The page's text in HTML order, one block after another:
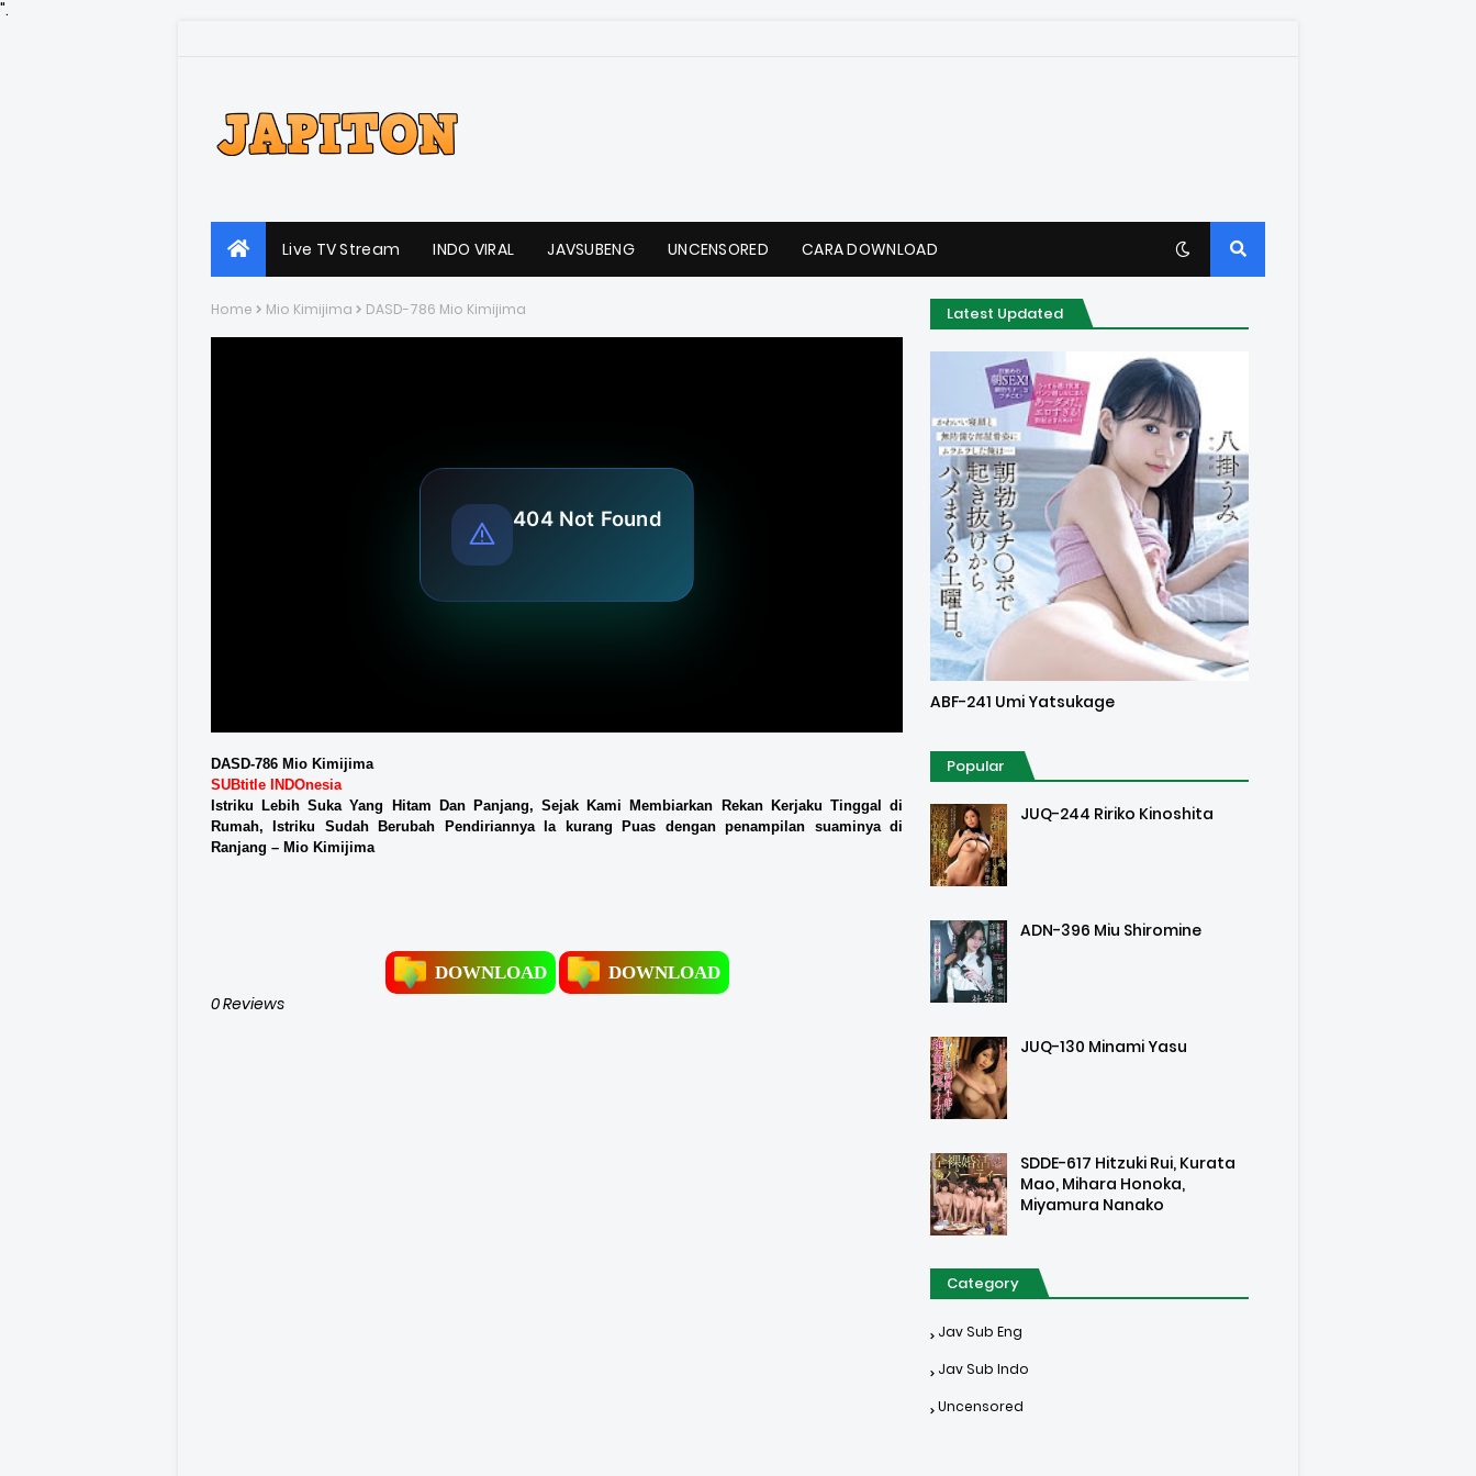
".
Live TV Stream INDO VIRAL JAVSUBENG UNCENSORED CARA DOWNLOAD
Home Mio Kimijima DASD-786 Mio Kimijima
DASD-786 Mio Kimijima
SUBtitle INDOnesia
Istriku Lebih Suka Yang Hitam Dan Panjang, Sejak Kami Membiarkan Rekan Kerjaku Tinggal di
Rumah, Istriku Sudah Berubah Pendiriannya Ia kurang Puas dengan penampilan suaminya di
Ranjang – Mio Kimijima
DOWNLOAD DOWNLOAD
0 Reviews
Latest Updated
Uncensored
ABF-241 Umi Yatsukage
Popular
JUQ-244 Ririko Kinoshita
ADN-396 Miu Shiromine
JUQ-130 Minami Yasu
SDDE-617 Hitzuki Rui, Kurata
Mao, Mihara Honoka,
Miyamura Nanako
Category
Jav Sub Eng
Jav Sub Indo
Uncensored